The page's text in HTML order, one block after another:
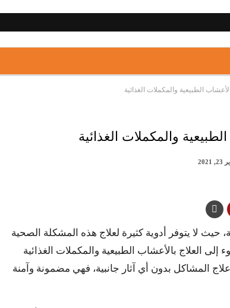
الطبيعية والمكملات الغذائية
والمكملات الغذائية
لا يتوفر أدوية كثيرة لعلاج هذه المشكلة الصحية
العلاج بالأعشاب الطبيعية والمكملات الغذائية
المشاكل بدون أي آثار جانبية، فهي مضمونة وآمنة